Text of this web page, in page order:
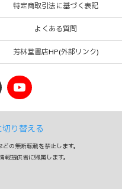
特定商取引法に基づく表記
よくある質問
芳林堂書店HP(外部リンク)
り替える
の無断転載を禁止します。
提供者に帰属します。